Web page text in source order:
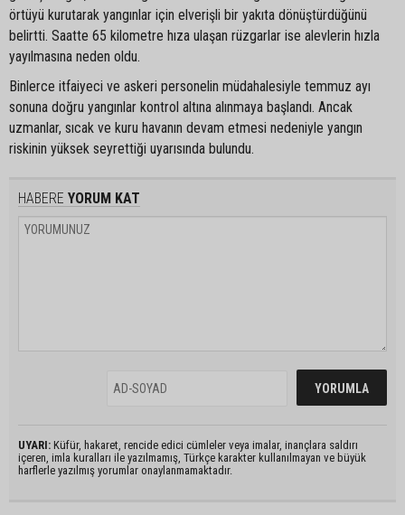
örtüyü kurutarak yangınlar için elverişli bir yakıta dönüştürdüğünü
belirtti. Saatte 65 kilometre hıza ulaşan rüzgarlar ise alevlerin hızla
yayılmasına neden oldu.
Binlerce itfaiyeci ve askeri personelin müdahalesiyle temmuz ayı
sonuna doğru yangınlar kontrol altına alınmaya başlandı. Ancak
uzmanlar, sıcak ve kuru havanın devam etmesi nedeniyle yangın
riskinin yüksek seyrettiği uyarısında bulundu.
HABERE YORUM KAT
UYARI: Küfür, hakaret, rencide edici cümleler veya imalar, inançlara saldırı
içeren, imla kuralları ile yazılmamış, Türkçe karakter kullanılmayan ve büyük
harflerle yazılmış yorumlar onaylanmamaktadır.